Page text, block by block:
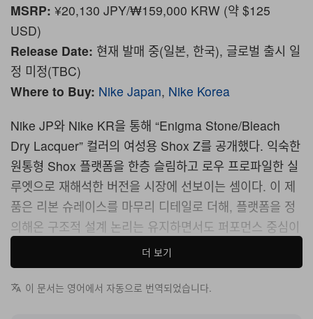
MSRP: ¥20,130 JPY/₩‎159,000 KRW (약 $125
USD)
Release Date: 현재 발매 중(일본, 한국), 글로벌 출시 일
정 미정(TBC)
Where to Buy: Nike Japan, Nike Korea
Nike JP와 Nike KR을 통해 “Enigma Stone/Bleach
Dry Lacquer” 컬러의 여성용 Shox Z를 공개했다. 익숙한
원통형 Shox 플랫폼을 한층 슬림하고 로우 프로파일한 실
루엣으로 재해석한 버전을 시장에 선보이는 셈이다. 이 제
품은 리본 슈레이스를 마무리 디테일로 더해, 플랫폼을 정
의해온 구조적 설계 논리는 유지하면서도 퍼포먼스 중심이
던 Shox 특유의 비주얼을 보다 정제되고 세련된 무드로 끌
어올린다.
더 보기
이 문서는 영어에서 자동으로 번역되었습니다.